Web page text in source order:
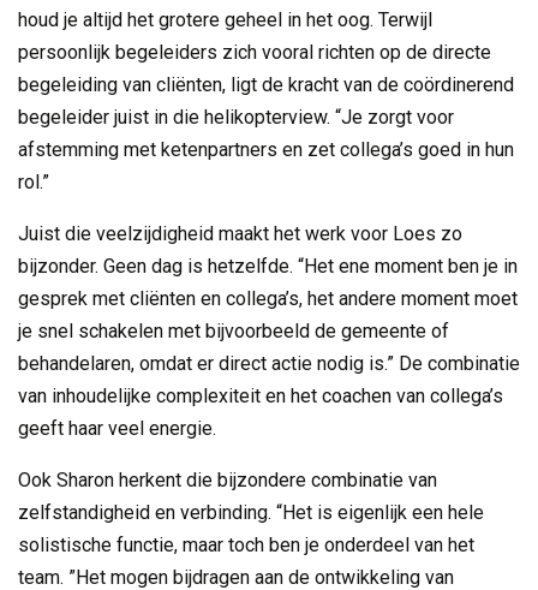
houd je altijd het grotere geheel in het oog. Terwijl
persoonlijk begeleiders zich vooral richten op de directe
begeleiding van cliënten, ligt de kracht van de coördinerend
begeleider juist in die helikopterview. “Je zorgt voor
afstemming met ketenpartners en zet collega’s goed in hun
rol.”
Juist die veelzijdigheid maakt het werk voor Loes zo
bijzonder. Geen dag is hetzelfde. “Het ene moment ben je in
gesprek met cliënten en collega’s, het andere moment moet
je snel schakelen met bijvoorbeeld de gemeente of
behandelaren, omdat er direct actie nodig is.” De combinatie
van inhoudelijke complexiteit en het coachen van collega’s
geeft haar veel energie.
Ook Sharon herkent die bijzondere combinatie van
zelfstandigheid en verbinding. “Het is eigenlijk een hele
solistische functie, maar toch ben je onderdeel van het
team. ”Het mogen bijdragen aan de ontwikkeling van